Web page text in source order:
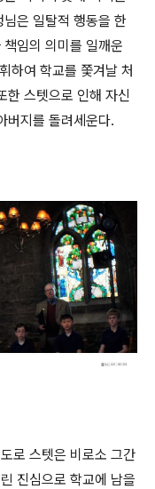
은 일탈적 행동을 한
임의 의미를 일깨운
하여 학교를 쫓겨날 처
한 스텟으로 인해 자신
버지를 돌려세운다.
로 스텟은 비로소 그간
진심으로 학교에 남을